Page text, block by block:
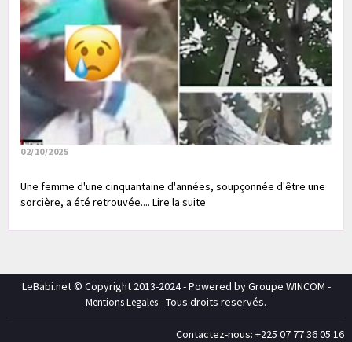
02/10/2025
Une femme d'une cinquantaine d'années, soupçonnée d'être une
sorcière, a été retrouvée.... Lire la suite
LeBabi.net © Copyright 2013-2024 - Powered by Groupe WINCOM -
Mentions Legales- Tous droits reservés.
Contactez-nous: +225 07 77 36 05 16